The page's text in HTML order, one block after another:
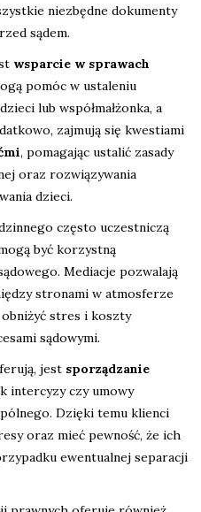
niezbędne dokumenty
sądem.
wsparcie w sprawach
pomóc w ustaleniu
lub współmałżonka, a
zajmują się kwestiami
, pomagając ustalić zasady
oraz rozwiązywania
dzieci.
często uczestniczą
być korzystną
Mediacje pozwalają
stronami w atmosferze
obniżyć stres i koszty
sądowymi.
jest sporządzanie
intercyzy czy umowy
Dzięki temu klienci
oraz mieć pewność, że ich
ewentualnej separacji